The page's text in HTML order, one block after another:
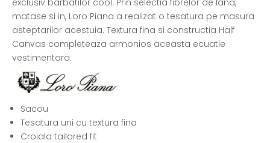
matase si in, Loro Piana a realizat o tesatura pe masura
asteptarilor acestuia. Textura fina si constructia Half
Canvas completeaza armonios aceasta ecuatie
vestimentara.
Sacou
Tesatura uni cu textura fina
Croiala tailored fit